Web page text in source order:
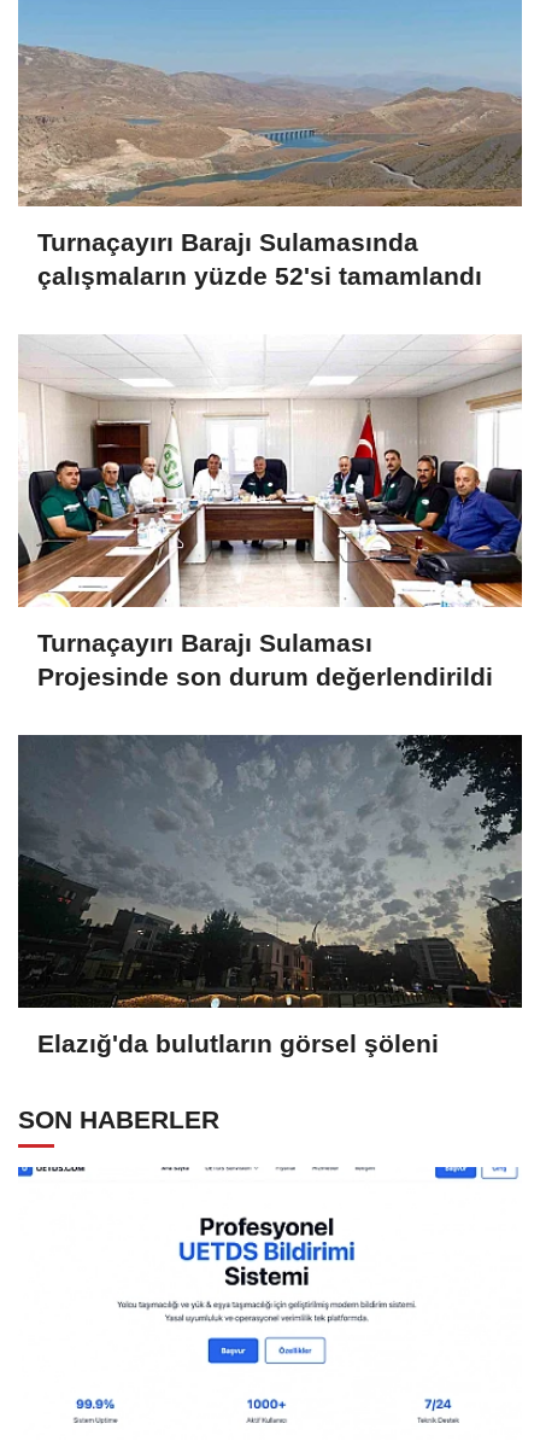
Turnaçayırı Barajı Sulamasında
çalışmaların yüzde 52'si tamamlandı
Turnaçayırı Barajı Sulaması
Projesinde son durum değerlendirildi
Elazığ'da bulutların görsel şöleni
SON HABERLER